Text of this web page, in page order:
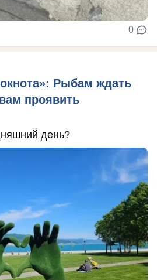
0
Рыбам ждать
проявить
день?